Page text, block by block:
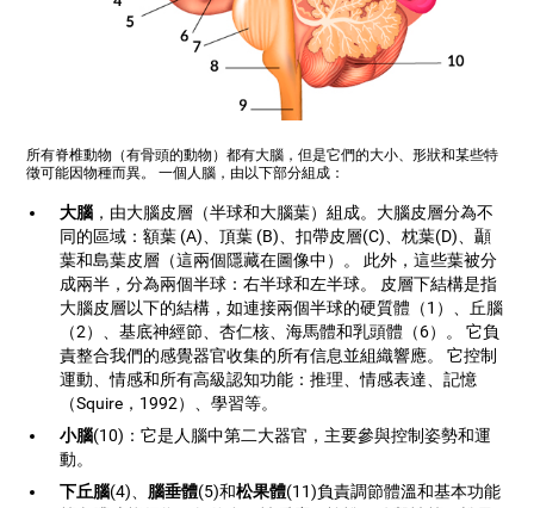
所有脊椎動物（有骨頭的動物）都有大腦，但是它們的大小、形狀和某些特
徵可能因物種而異。 一個人腦，由以下部分組成：
大腦 ，由大腦皮層（半球和大腦葉）組成。大腦皮層分為不
同的區域：額葉 (A)、頂葉 (B)、扣帶皮層(C)、枕葉(D)、顳
葉和島葉皮層（這兩個隱藏在圖像中）。 此外，這些葉被分
成兩半，分為兩個半球：右半球和左半球。 皮層下結構是指
大腦皮層以下的結構，如連接兩個半球的硬質體（1）、丘腦
（2）、基底神經節、杏仁核、海馬體和乳頭體（6）。 它負
責整合我們的感覺器官收集的所有信息並組織響應。 它控制
運動、情感和所有高級認知功能：推理、情感表達、記憶
（Squire，1992）、學習等。
小腦(10)：它是人腦中第二大器官，主要參與控制姿勢和運
動。
下丘腦(4)、 腦垂體(5)和松果體(11)負責調節體溫和基本功能